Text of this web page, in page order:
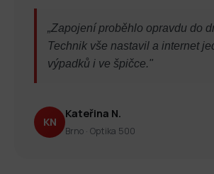
„Zapojení proběhlo opravdu do
Technik vše nastavil a internet
výpadků i ve špičce."
KN
Kateřina N.
Brno · Optika 500